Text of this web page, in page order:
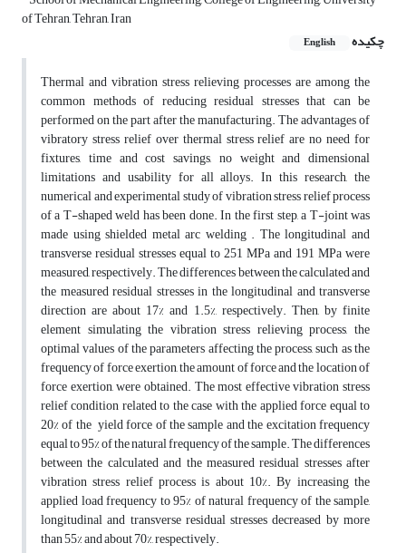
of Tehran, Tehran, Iran
چکیده
English
Thermal and vibration stress relieving processes are among the
common methods of reducing residual stresses that can be
performed on the part after the manufacturing. The advantages of
vibratory stress relief over thermal stress relief are no need for
fixtures, time and cost savings, no weight and dimensional
limitations and usability for all alloys. In this research, the
numerical and experimental study of vibration stress relief process
of a T-shaped weld has been done. In the first step, a T-joint was
made using shielded metal arc welding . The longitudinal and
transverse residual stresses equal to 251 MPa and 191 MPa were
measured, respectively. The differences between the calculated and
the measured residual stresses in the longitudinal and transverse
direction are about 17% and 1.5%, respectively. Then, by finite
element simulating the vibration stress relieving process, the
optimal values of the parameters affecting the process, such as the
frequency of force exertion, the amount of force and the location of
force exertion, were obtained. The most effective vibration stress
relief condition related to the case with the applied force equal to
20% of the yield force of the sample and the excitation frequency
equal to 95% of the natural frequency of the sample. The differences
between the calculated and the measured residual stresses after
vibration stress relief process is about 10%. By increasing the
applied load frequency to 95% of natural frequency of the sample,
longitudinal and transverse residual stresses decreased by more
than 55% and about 70%, respectively.